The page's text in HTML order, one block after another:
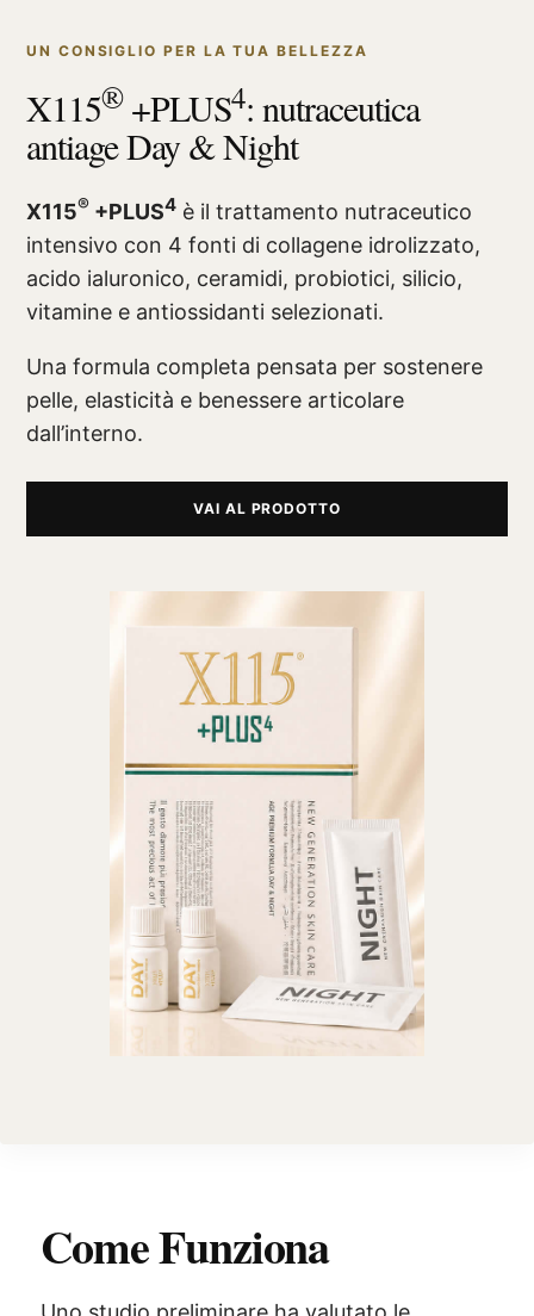
UN CONSIGLIO PER LA TUA BELLEZZA
X115®+PLUS4: nutraceutica
antiage Day & Night
X115® +PLUS4 è il trattamento nutraceutico
intensivo con 4 fonti di collagene idrolizzato,
acido ialuronico, ceramidi, probiotici, silicio,
vitamine e antiossidanti selezionati.
Una formula completa pensata per sostenere
pelle, elasticità e benessere articolare
dall’interno.
VAI AL PRODOTTO
Come Funziona